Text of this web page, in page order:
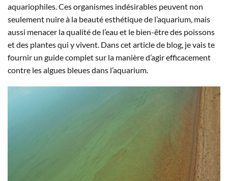
aquariophiles. Ces organismes indésirables peuvent non
seulement nuire à la beauté esthétique de l’aquarium, mais
aussi menacer la qualité de l’eau et le bien-être des poissons
et des plantes qui y vivent. Dans cet article de blog, je vais te
fournir un guide complet sur la manière d’agir efficacement
contre les algues bleues dans l’aquarium.